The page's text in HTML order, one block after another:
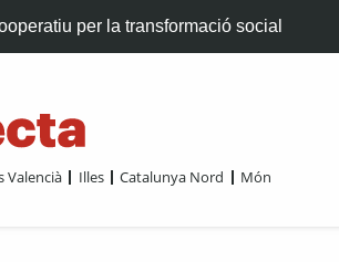
per la transformació social
Valencià Illes Catalunya Nord Món